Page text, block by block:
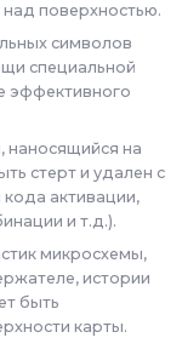
поверхностью.
символов
специальной
эффективного
наносящийся на
стерт и удален с
кода активации,
и т.д.).
микросхемы,
истории
быть
карты.